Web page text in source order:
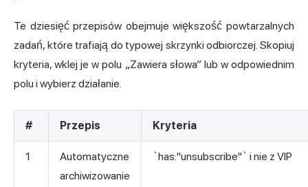
Te dziesięć przepisów obejmuje większość powtarzalnych
zadań, które trafiają do typowej skrzynki odbiorczej. Skopiuj
kryteria, wklej je w polu „Zawiera słowa” lub w odpowiednim
polu i wybierz działanie.
# Przepis Kryteria
1
Automatyczne
archiwizowanie
`has:"unsubscribe"` i nie z VIP